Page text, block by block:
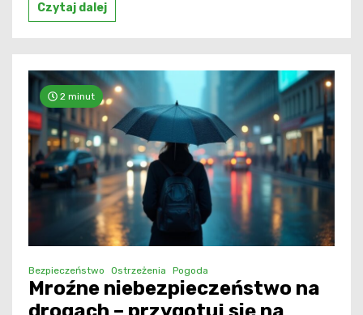
Czytaj dalej
2 minut
Bezpieczeństwo Ostrzeżenia Pogoda
Mroźne niebezpieczeństwo na